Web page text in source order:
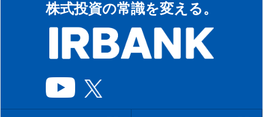
株式投資の常識を変える。